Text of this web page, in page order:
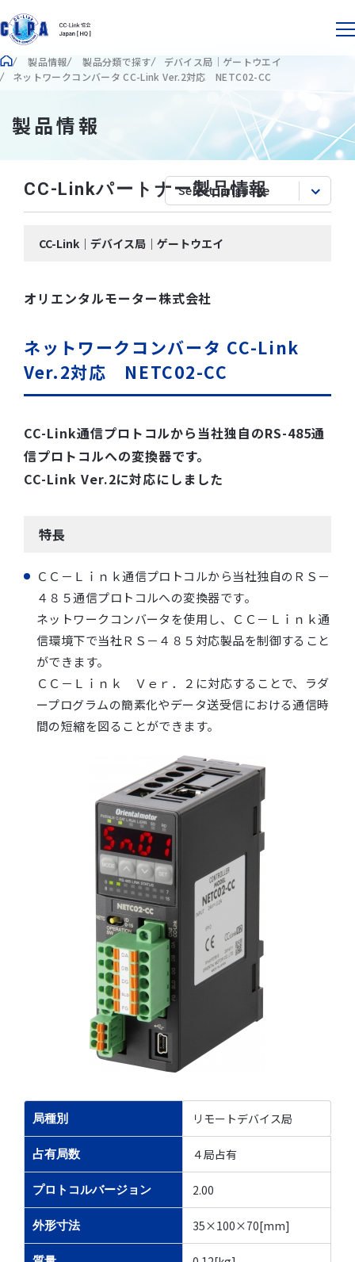
製品情報 製品分類で探す
デバイス局｜ゲートウエイ
ネットワークコンバータ CC-Link Ver.2対応 NETC02-CC
製品情報
CC-Linkパートナー製品情報
CC-Link｜デバイス局｜ゲートウエイ
オリエンタルモーター株式会社
ネットワークコンバータ CC-Link
Ver.2対応 NETC02-CC
CC-Link通信プロトコルから当社独自のRS-485通
信プロトコルへの変換器です。
CC-Link Ver.2に対応にしました
特長
ＣＣ－Ｌｉｎｋ通信プロトコルから当社独自のＲＳ－
４８５通信プロトコルへの変換器です。
ネットワークコンバータを使用し、ＣＣ－Ｌｉｎｋ通
信環境下で当社ＲＳ－４８５対応製品を制御すること
ができます。
ＣＣ－Ｌｉｎｋ Ｖｅｒ．２に対応することで、ラダ
ープログラムの簡素化やデータ送受信における通信時
間の短縮を図ることができます。
局種別 リモートデバイス局
占有局数 ４局占有
プロトコルバージョン 2.00
外形寸法 35×100×70[mm]